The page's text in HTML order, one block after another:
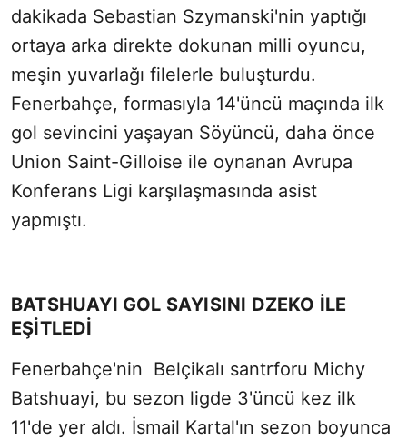
dakikada Sebastian Szymanski'nin yaptığı
ortaya arka direkte dokunan milli oyuncu,
meşin yuvarlağı filelerle buluşturdu.
Fenerbahçe, formasıyla 14'üncü maçında ilk
gol sevincini yaşayan Söyüncü, daha önce
Union Saint-Gilloise ile oynanan Avrupa
Konferans Ligi karşılaşmasında asist
yapmıştı.
BATSHUAYI GOL SAYISINI DZEKO İLE
EŞİTLEDİ
Fenerbahçe'nin Belçikalı santrforu Michy
Batshuayi, bu sezon ligde 3'üncü kez ilk
11'de yer aldı. İsmail Kartal'ın sezon boyunca